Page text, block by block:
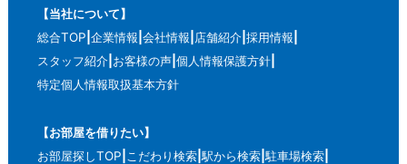
【当社について】
総合TOP 企業情報 会社情報 店舗紹介 採用情報
スタッフ紹介 お客様の声 個人情報保護方針
特定個人情報取扱基本方針
【お部屋を借りたい】
お部屋探しTOP こだわり検索 駅から検索 駐車場検索